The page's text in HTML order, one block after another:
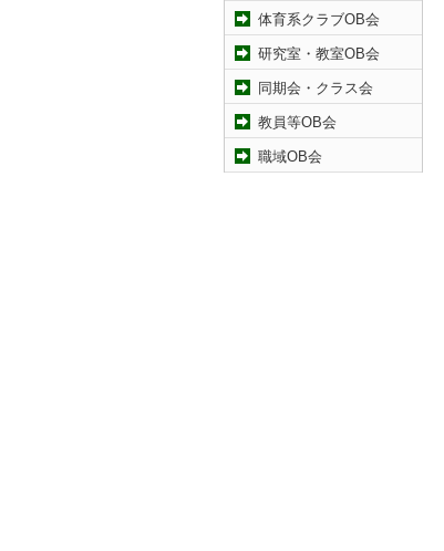
体育系クラブOB会
研究室・教室OB会
同期会・クラス会
教員等OB会
職域OB会